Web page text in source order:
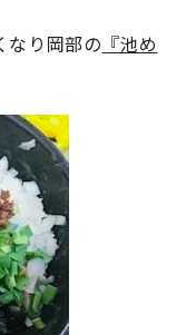
ズサイト
トサイト
なり岡部の 『池め